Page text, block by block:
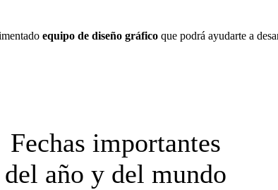
equipo de diseño gráficoque podrá ayudarte a
Fechas importantes
del año y del mundo